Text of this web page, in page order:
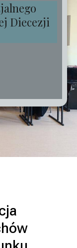
Diecezji